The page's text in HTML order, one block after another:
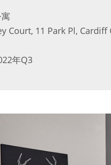
Court, 11 Park Pl, Cardiff
年Q3